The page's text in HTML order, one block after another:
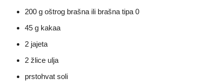
200 g oštrog brašna ili brašna tipa 0
45 g kakaa
2 jajeta
2 žlice ulja
prstohvat soli